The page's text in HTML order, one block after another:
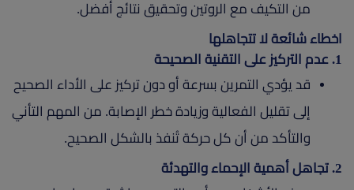
من التكيف مع الروتين وتحقيق نتائج أفضل.
اخطاء شائعة لا تتجاهلها
1. عدم التركيز على التقنية الصحيحة
قد يؤدي التمرين بسرعة أو دون تركيز على الأداء الصحيح
إلى تقليل الفعالية وزيادة خطر الإصابة. من المهم التأني
والتأكد من أن كل حركة تُنفذ بالشكل الصحيح.
2. تجاهل أهمية الإحماء والتهدئة